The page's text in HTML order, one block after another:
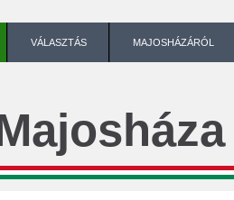
VÁLASZTÁS MAJOSHÁZÁRÓL